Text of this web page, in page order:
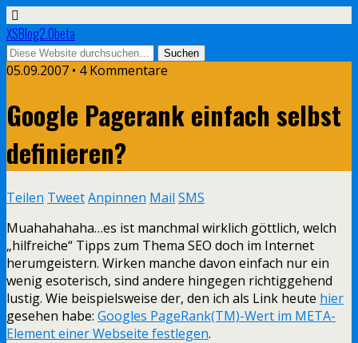
XSBlog2.0beta
05.09.2007 • 4 Kommentare
Google Pagerank einfach selbst
definieren?
Teilen TweetAnpinnen Mail SMS
Muahahahaha…es ist manchmal wirklich göttlich, welch
„hilfreiche“ Tipps zum Thema SEO doch im Internet
herumgeistern. Wirken manche davon einfach nur ein
wenig esoterisch, sind andere hingegen richtiggehend
lustig. Wie beispielsweise der, den ich als Link heute hier
gesehen habe: Googles PageRank(TM)-Wert im META-
Element einer Webseite festlegen.